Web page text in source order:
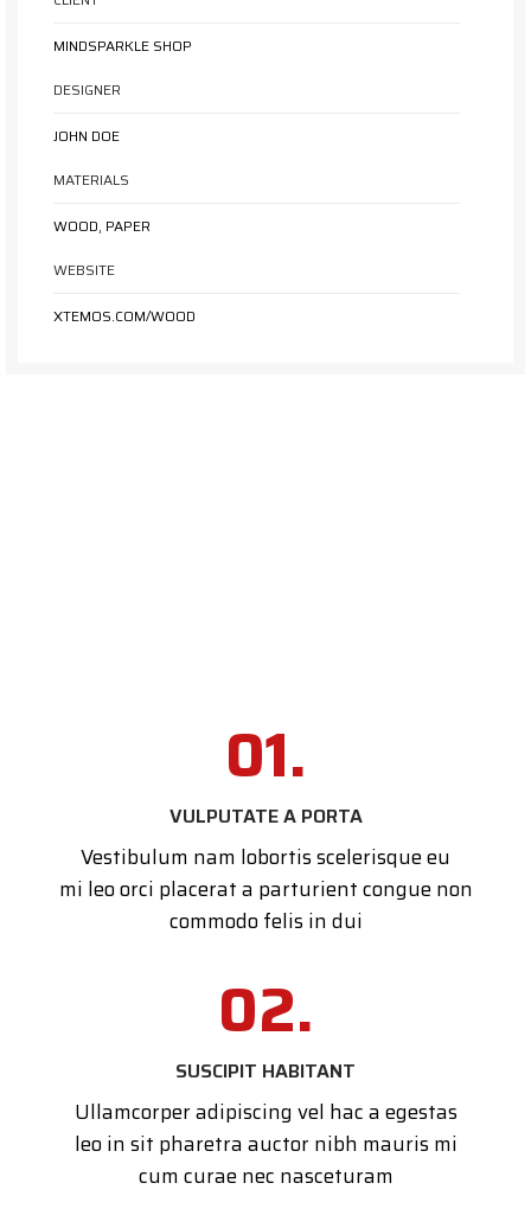
MINDSPARKLE SHOP
DESIGNER
JOHN DOE
MATERIALS
WOOD, PAPER
WEBSITE
XTEMOS.COM/WOOD
01.
VULPUTATE A PORTA
Vestibulum nam lobortis scelerisque eu
mi leo orci placerat a parturient congue non
commodo felis in dui
02.
SUSCIPIT HABITANT
Ullamcorper adipiscing vel hac a egestas
leo in sit pharetra auctor nibh mauris mi
cum curae nec nasceturam